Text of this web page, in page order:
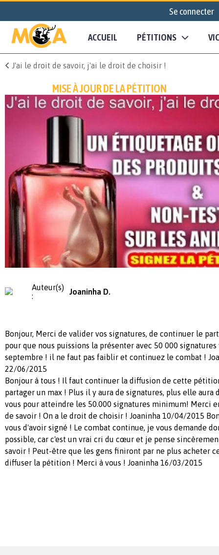
Se connecter
ACCUEIL PÉTITIONS
J'ai le droit de savoir, j'ai le droit de choisir !
MISE À JOUR DE LA PÉTITION
Auteur(s)
:
Joaninha D.
Bonjour, Merci de valider vos signatures, de continuer le
pour que nous puissions la présenter avec 50 000
septembre ! il ne faut pas faiblir et continuez le combat !
22/06/2015
Bonjour à tous ! Il faut continuer la diffusion de cette
partager un max ! Plus il y aura de signatures, plus elle aura
vous pour atteindre les 50.000 signatures minimum! Merci
de savoir ! On a le droit de choisir ! Joaninha 10/04/2015
vous d'avoir signé ! Le combat continue, je vous demande
possible, car c'est un vrai cri du cœur et je pense
savoir ! Peut-être que les gens finiront par ne plus acheter
diffuser la pétition ! Merci à vous ! Joaninha 16/03/2015